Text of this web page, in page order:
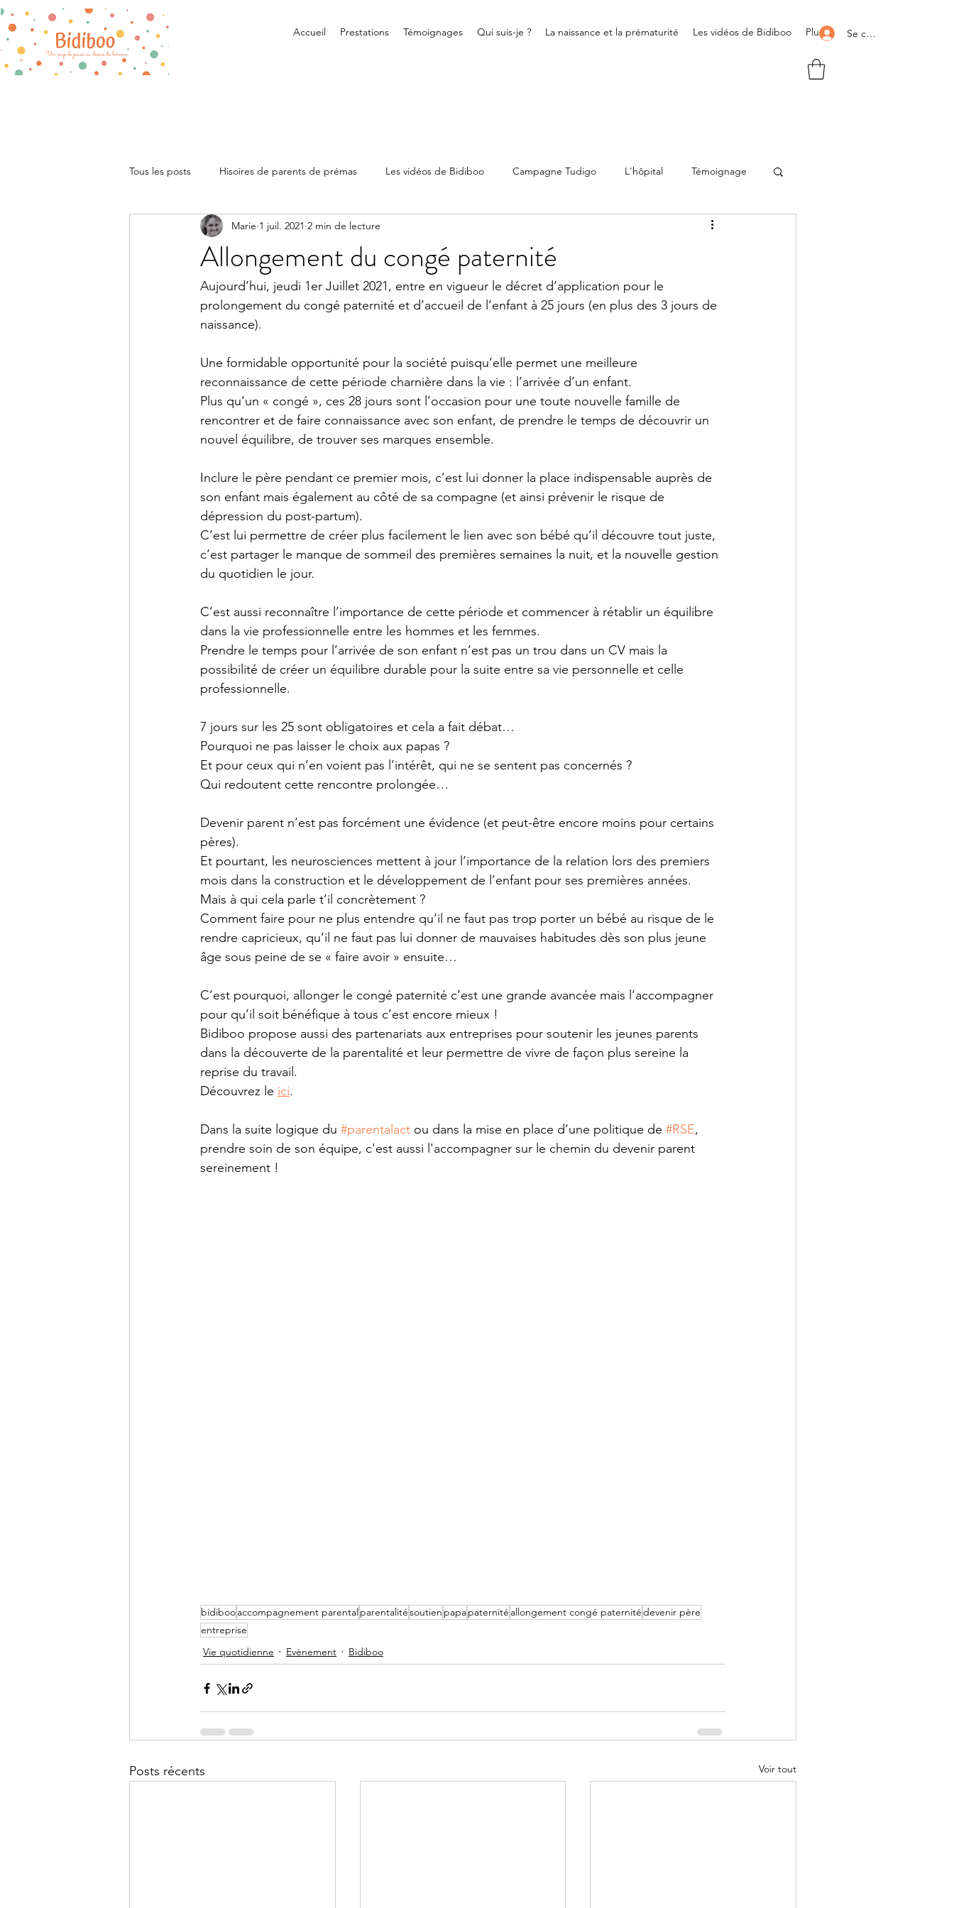
Accueil Prestations Témoignages Qui suis-je ? La naissance et la prématurité Les vidéos de Bidiboo Plus Se connecter
Tous les posts Hisoires de parents de prémas Les vidéos de Bidiboo Campagne Tudigo L'hôpital Témoignage
Recommandations Vie quotidienne Bidiboo
Infirmière puéricultrice
Allongement du congé paternité
Marie 1 juil. 2021 2 min de lecture
Aujourd’hui, jeudi 1er Juillet 2021, entre en vigueur le décret d’application pour le
prolongement du congé paternité et d’accueil de l’enfant à 25 jours (en plus des 3 jours de
naissance).
Une formidable opportunité pour la société puisqu’elle permet une meilleure
reconnaissance de cette période charnière dans la vie : l’arrivée d’un enfant.
Plus qu’un « congé », ces 28 jours sont l’occasion pour une toute nouvelle famille de
rencontrer et de faire connaissance avec son enfant, de prendre le temps de découvrir un
nouvel équilibre, de trouver ses marques ensemble.
Inclure le père pendant ce premier mois, c’est lui donner la place indispensable auprès de
son enfant mais également au côté de sa compagne (et ainsi prévenir le risque de
dépression du post-partum).
C’est lui permettre de créer plus facilement le lien avec son bébé qu’il découvre tout juste,
c’est partager le manque de sommeil des premières semaines la nuit, et la nouvelle gestion
du quotidien le jour.
C’est aussi reconnaître l’importance de cette période et commencer à rétablir un équilibre
dans la vie professionnelle entre les hommes et les femmes.
Prendre le temps pour l’arrivée de son enfant n’est pas un trou dans un CV mais la
possibilité de créer un équilibre durable pour la suite entre sa vie personnelle et celle
professionnelle.
7 jours sur les 25 sont obligatoires et cela a fait débat…
Pourquoi ne pas laisser le choix aux papas ?
Et pour ceux qui n’en voient pas l’intérêt, qui ne se sentent pas concernés ?
Qui redoutent cette rencontre prolongée…
Devenir parent n’est pas forcément une évidence (et peut-être encore moins pour certains
pères).
Et pourtant, les neurosciences mettent à jour l’importance de la relation lors des premiers
mois dans la construction et le développement de l’enfant pour ses premières années.
Mais à qui cela parle t’il concrètement ?
Comment faire pour ne plus entendre qu’il ne faut pas trop porter un bébé au risque de le
rendre capricieux, qu’il ne faut pas lui donner de mauvaises habitudes dès son plus jeune
âge sous peine de se « faire avoir » ensuite…
C’est pourquoi, allonger le congé paternité c’est une grande avancée mais l’accompagner
pour qu’il soit bénéfique à tous c’est encore mieux !
Bidiboo propose aussi des partenariats aux entreprises pour soutenir les jeunes parents
dans la découverte de la parentalité et leur permettre de vivre de façon plus sereine la
reprise du travail.
Découvrez le ici.
Dans la suite logique du #parentalact ou dans la mise en place d’une politique de #RSE,
prendre soin de son équipe, c'est aussi l'accompagner sur le chemin du devenir parent
sereinement !
bidibooaccompagnement parental parentalitésoutien papapaternité allongement congé paternitédevenir père
entreprise
Vie quotidienne
Evènement Bidiboo
Posts récents Voir tout